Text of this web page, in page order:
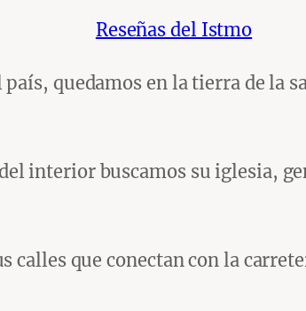
Reseñas del Istmo
quedamos en la tierra de la
interior buscamos su iglesia,
que conectan con la